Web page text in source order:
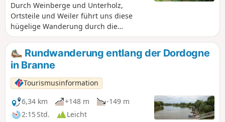
Durch Weinberge und Unterholz,
Ortsteile und Weiler führt uns diese
hügelige Wanderung durch die
friedliche und grüne Landschaft südlich
von Branne.
Rundwanderung entlang der Dordogne
in Branne
Tourismusinformation
6,34 km
+148 m
-149 m
2:15 Std.
Leicht